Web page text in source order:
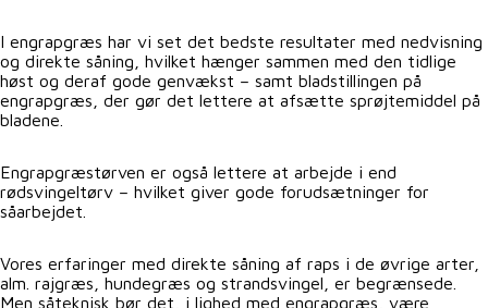
I engrapgræs har vi set det bedste resultater med nedvisning
og direkte såning, hvilket hænger sammen med den tidlige
høst og deraf gode genvækst – samt bladstillingen på
engrapgræs, der gør det lettere at afsætte sprøjtemiddel på
bladene.
Engrapgræstørven er også lettere at arbejde i end
rødsvingeltørv – hvilket giver gode forudsætninger for
såarbejdet.
Vores erfaringer med direkte såning af raps i de øvrige arter,
alm. rajgræs, hundegræs og strandsvingel, er begrænsede.
Men såteknisk bør det, i lighed med engrapgræs, være